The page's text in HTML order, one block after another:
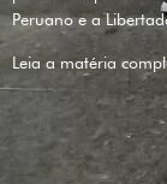
Peruano e a
Leia a matéria